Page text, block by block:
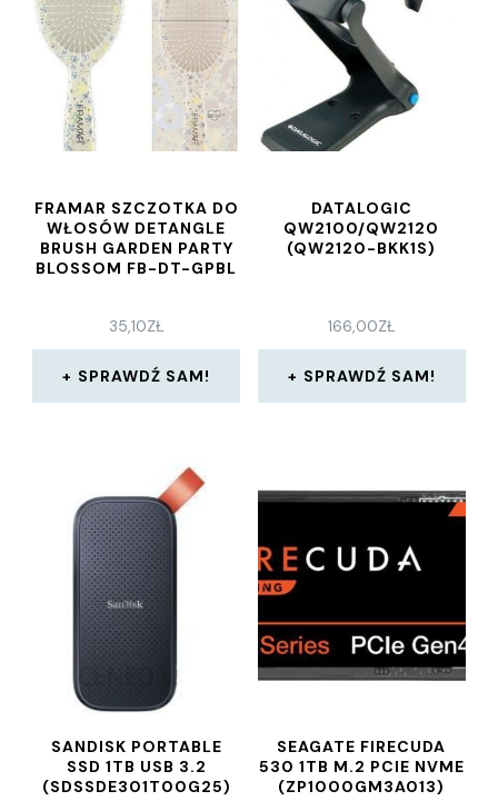
FRAMAR SZCZOTKA DO
WŁOSÓW DETANGLE
BRUSH GARDEN PARTY
BLOSSOM FB-DT-GPBL
35,10ZŁ
SPRAWDŹ SAM!
DATALOGIC
QW2100/QW2120
(QW2120-BKK1S)
166,00ZŁ
SPRAWDŹ SAM!
SANDISK PORTABLE
SSD 1TB USB 3.2
(SDSSDE301T00G25)
SEAGATE FIRECUDA
530 1TB M.2 PCIE NVME
(ZP1000GM3A013)